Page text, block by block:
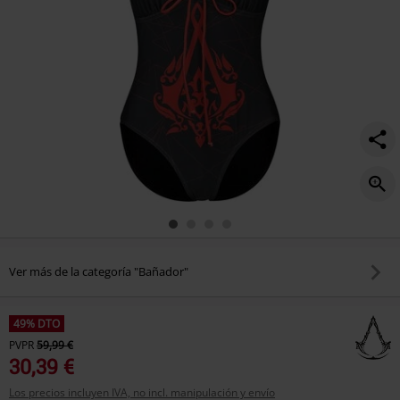
Ver más de la categoría "Bañador"
49% DTO
PVPR59,99 €
30,39 €
Los precios incluyen IVA, no incl. manipulación y envío